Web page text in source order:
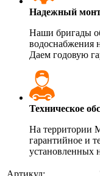
Надежный
Наши бригады
водоснабжения
Даем годовую
Техническое
На территории
гарантийное и
установленных
Артикул: